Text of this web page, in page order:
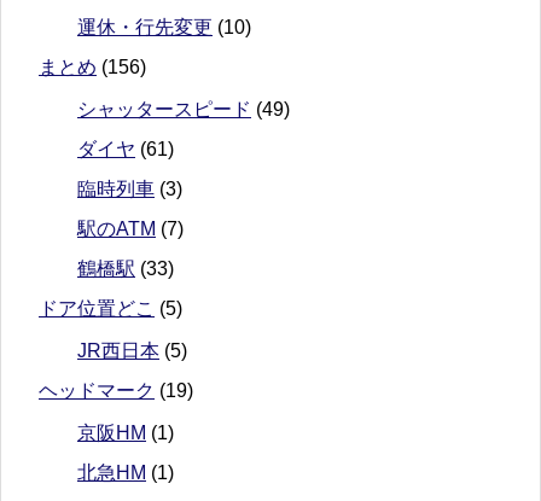
運休・行先変更 (10)
まとめ (156)
シャッタースピード (49)
ダイヤ (61)
臨時列車 (3)
駅のATM (7)
鶴橋駅 (33)
ドア位置どこ (5)
JR西日本 (5)
ヘッドマーク (19)
京阪HM (1)
北急HM (1)